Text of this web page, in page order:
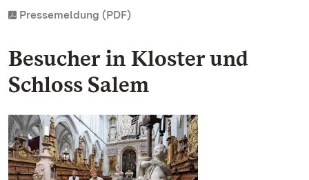
Pressemeldung (PDF)
Besucher in Kloster und
Schloss Salem